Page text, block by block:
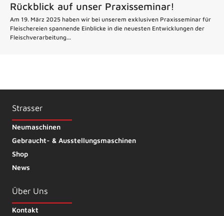
Rückblick auf unser Praxisseminar!
Am 19. März 2025 haben wir bei unserem exklusiven Praxisseminar für
Fleischereien spannende Einblicke in die neuesten Entwicklungen der
Fleischverarbeitung...
Strasser
Neumaschinen
Gebraucht- & Ausstellungsmaschinen
Shop
News
Über Uns
Kontakt